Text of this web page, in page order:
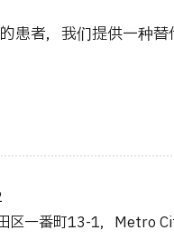
患者，我们提供一种
区一番町13-1，Metro